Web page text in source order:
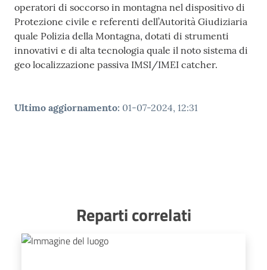
operatori di soccorso in montagna nel dispositivo di
Protezione civile e referenti dell’Autorità Giudiziaria
quale Polizia della Montagna, dotati di strumenti
innovativi e di alta tecnologia quale il noto sistema di
geo localizzazione passiva IMSI/IMEI catcher.
Ultimo aggiornamento: 01-07-2024, 12:31
Reparti correlati